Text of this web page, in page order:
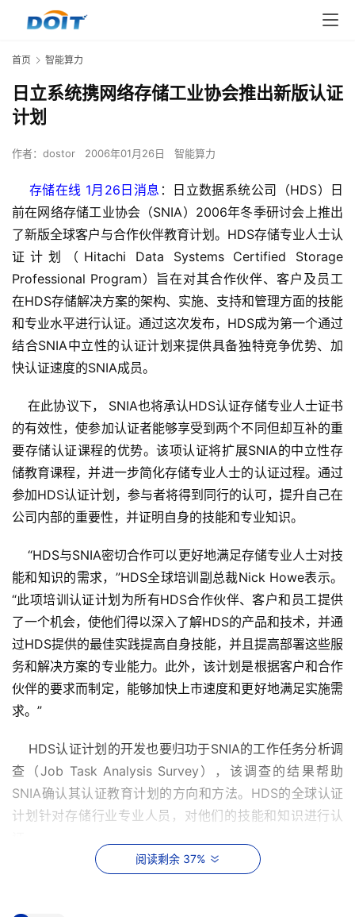
首页 智能算力
日立系统携网络存储工业协会推出新版认证
计划
作者： dostor 2006年01月26日 智能算力
存储在线 1月26日消息 ：日立数据系统公司（HDS）日
前在网络存储工业协会（SNIA）2006年冬季研讨会上推出
了新版全球客户与合作伙伴教育计划。HDS存储专业人士认
证计划（Hitachi Data Systems Certified Storage
Professional Program）旨在对其合作伙伴、客户及员工
在HDS存储解决方案的架构、实施、支持和管理方面的技能
和专业水平进行认证。通过这次发布，HDS成为第一个通过
结合SNIA中立性的认证计划来提供具备独特竞争优势、加
快认证速度的SNIA成员。
在此协议下， SNIA也将承认HDS认证存储专业人士证书
的有效性，使参加认证者能够享受到两个不同但却互补的重
要存储认证课程的优势。该项认证将扩展SNIA的中立性存
储教育课程，并进一步简化存储专业人士的认证过程。通过
参加HDS认证计划，参与者将得到同行的认可，提升自己在
公司内部的重要性，并证明自身的技能和专业知识。
“HDS与SNIA密切合作可以更好地满足存储专业人士对技
能和知识的需求，”HDS全球培训副总裁Nick Howe表示。
“此项培训认证计划为所有HDS合作伙伴、客户和员工提供
了一个机会，使他们得以深入了解HDS的产品和技术，并通
过HDS提供的最佳实践提高自身技能，并且提高部署这些服
务和解决方案的专业能力。此外，该计划是根据客户和合作
伙伴的要求而制定，能够加快上市速度和更好地满足实施需
求。”
HDS认证计划的开发也要归功于SNIA的工作任务分析调
查（Job Task Analysis Survey），该调查的结果帮助
SNIA确认其认证教育计划的方向和方法。HDS的全球认证
计划针对存储行业专业人员，对他们的技能和知识进行认
“确保存储网络成为完善和值得信赖的解决方案是我们的
阅读剩余 37%